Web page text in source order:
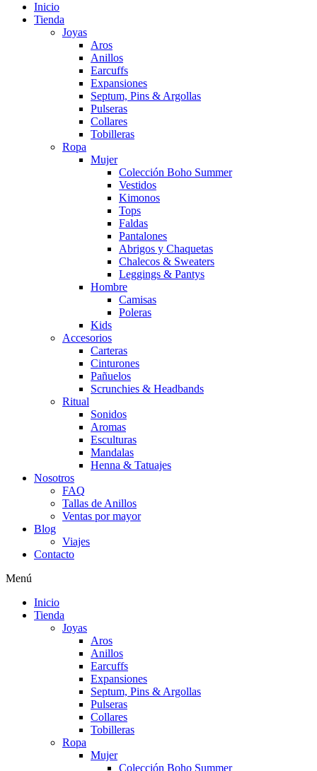
Inicio
Tienda
Joyas
Aros
Anillos
Earcuffs
Expansiones
Septum, Pins & Argollas
Pulseras
Collares
Tobilleras
Ropa
Mujer
Colección Boho Summer
Vestidos
Kimonos
Tops
Faldas
Pantalones
Abrigos y Chaquetas
Chalecos & Sweaters
Leggings & Pantys
Hombre
Camisas
Poleras
Kids
Accesorios
Carteras
Cinturones
Pañuelos
Scrunchies & Headbands
Ritual
Sonidos
Aromas
Esculturas
Mandalas
Henna & Tatuajes
Nosotros
FAQ
Tallas de Anillos
Ventas por mayor
Blog
Viajes
Contacto
Menú
Inicio
Tienda
Joyas
Aros
Anillos
Earcuffs
Expansiones
Septum, Pins & Argollas
Pulseras
Collares
Tobilleras
Ropa
Mujer
Colección Boho Summer